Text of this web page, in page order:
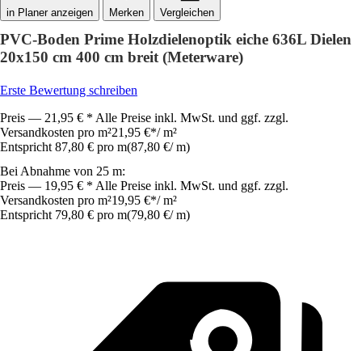
in Planer anzeigen Vergleichen
PVC-Boden Prime Holzdielenoptik eiche 636L Dielen
20x150 cm 400 cm breit (Meterware)
Erste Bewertung schreiben
Preis — 21,95 € * Alle Preise inkl. MwSt. und ggf. zzgl.
Versandkosten pro m²21,95 €*/ m²
Entspricht 87,80 € pro m(87,80 €/ m)
Bei Abnahme von 25 m:
Preis — 19,95 € * Alle Preise inkl. MwSt. und ggf. zzgl.
Versandkosten pro m²19,95 €*/ m²
Entspricht 79,80 € pro m(79,80 €/ m)